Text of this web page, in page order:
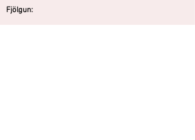
Fjölgun: